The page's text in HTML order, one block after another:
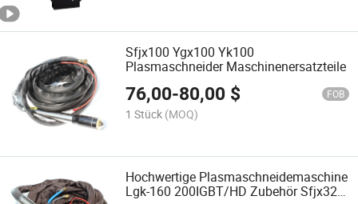
Sfjx100 Ygx100 Yk100
Plasmaschneider Maschinenersatzteile
76,00-80,00 $ FOB
1 Stück (MOQ)
Hochwertige Plasmaschneidemaschine
Lgk-160 200IGBT/HD Zubehör Sfjx320